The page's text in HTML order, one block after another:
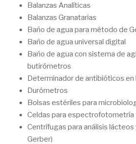
Balanzas Analíticas
Balanzas Granatarias
Baño de agua para método de
Baño de agua universal digital
Baño de agua con sistema de
butirómetros
Determinador de antibióticos en
Durómetros
Bolsas estériles para
Celdas para espectrofotometría
Centrífugas para análisis
Gerber)